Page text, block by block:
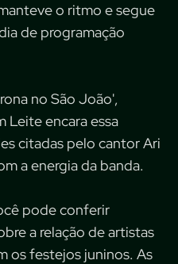
o ritmo e segue
de programação
no São João',
Leite encara essa
citadas pelo cantor Ari
a energia da banda.
pode conferir
a relação de artistas
os festejos juninos. As